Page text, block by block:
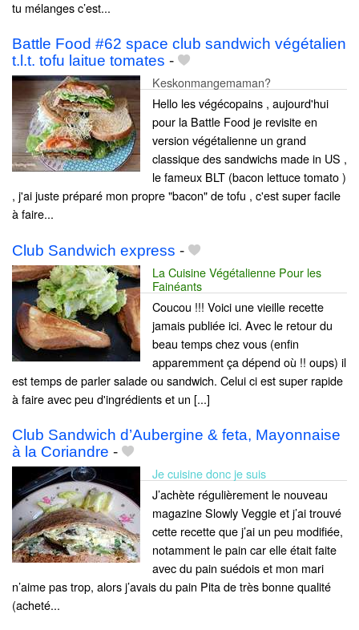
tu mélanges c’est...
Battle Food #62 space club sandwich végétalien
t.l.t. tofu laitue tomates -
Keskonmangemaman?
Hello les végécopains , aujourd'hui
pour la Battle Food je revisite en
version végétalienne un grand
classique des sandwichs made in US ,
le fameux BLT (bacon lettuce tomato )
, j'ai juste préparé mon propre "bacon" de tofu , c'est super facile
à faire...
Club Sandwich express -
La Cuisine Végétalienne Pour les
Fainéants
Coucou !!! Voici une vieille recette
jamais publiée ici. Avec le retour du
beau temps chez vous (enfin
apparemment ça dépend où !! oups) il
est temps de parler salade ou sandwich. Celui ci est super rapide
à faire avec peu d'ingrédients et un [...]
Club Sandwich d’Aubergine & feta, Mayonnaise
à la Coriandre -
Je cuisine donc je suis
J’achète régulièrement le nouveau
magazine Slowly Veggie et j’ai trouvé
cette recette que j’ai un peu modifiée,
notamment le pain car elle était faite
avec du pain suédois et mon mari
n’aime pas trop, alors j’avais du pain Pita de très bonne qualité
(acheté...